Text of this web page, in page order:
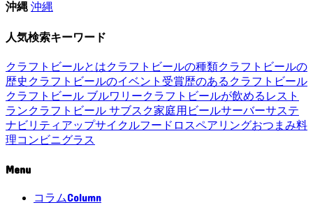
沖縄 沖縄
人気検索キーワード
クラフトビールとはクラフトビールの種類クラフトビールの
歴史 クラフトビールのイベント 受賞歴のあるクラフトビール
クラフトビール ブルワリークラフトビールが飲めるレスト
ランクラフトビール サブスク家庭用ビールサーバーサステ
ナビリティ アップサイクルフードロスペアリングおつまみ料
理コンビニグラス
Menu
コラムColumn